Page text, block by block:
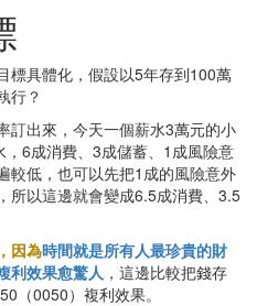
標具體化，假設以5年存到100萬
行？
訂出來，今天一個薪水3萬元的小
6成消費、3成儲蓄、1成風險意
較低，也可以先把1成的風險意外
所以這邊就會變成6.5成消費、3.5
因為時間就是所有人最珍貴的財
利效果愈驚人 ，這邊比較把錢存
（0050）複利效果。